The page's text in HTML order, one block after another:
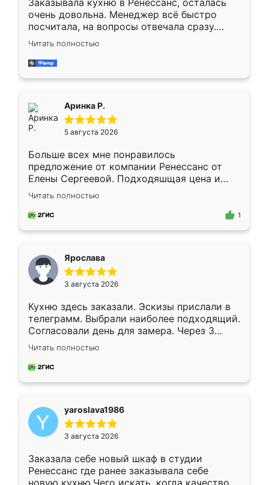
Заказывала кухню в Ренессанс, осталась
очень довольна. Менеджер всё быстро
посчитала, на вопросы отвечала сразу.
Замерщик приехал в субботу, подошёл к
делу со всей ответственностью. Собрали
за день, ребята работали аккуратно, даже
Читать полностью
Аринка Р.
5 августа 2026
Больше всех мне понравилось
предложение от компании Ренессанс от
Елены Сергеевой. Подходяшщая цена и
короткие сроки изготовления. Приехавший
для замера сотрудник Владислав
предложил по моему эскизу самый
Читать полностью
1
Ярослава
3 августа 2026
Кухню здесь заказали. Эскизы прислали в
телеграмм. Выбрали наиболее подходящий.
Согласовали день для замера. Через 3
недели кухня была уже готова. Остались
довольны работой. Спасибо Ренессанс
мебель за качественную работу!
Читать полностью
yaroslava1986
3 августа 2026
Заказала себе новый шкаф в студии
Ренессанс где ранее заказывала себе
новую кухню.Чего искать, когда качеством